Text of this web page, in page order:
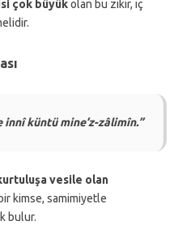
çok büyükolan bu zikir, iç
innî küntü mine’z-zâlimîn.”
vesile olan
kimse, samimiyetle
bulur.